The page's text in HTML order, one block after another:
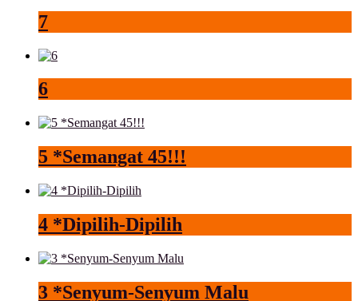
7
6
5 *Semangat 45!!!
4 *Dipilih-Dipilih
3 *Senyum-Senyum Malu